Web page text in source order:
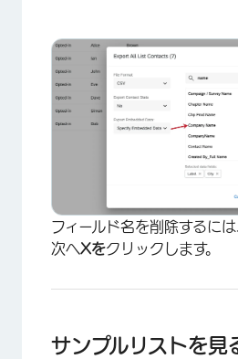
フィールド名を削除するに
次へXをクリックします。
サンプルリストを見